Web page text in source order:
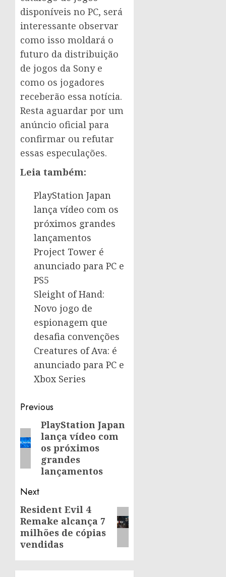
disponíveis no PC, será
interessante observar
como isso moldará o
futuro da distribuição
de jogos da Sony e
como os jogadores
receberão essa notícia.
Resta aguardar por um
anúncio oficial para
confirmar ou refutar
essas especulações.
Leia também:
PlayStation Japan
lança vídeo com os
próximos grandes
lançamentos
Project Tower é
anunciado para PC e
PS5
Sleight of Hand:
Novo jogo de
espionagem que
desafia convenções
Creatures of Ava: é
anunciado para PC e
Xbox Series
Post
navigation
Previous
Previous
post:
PlayStation Japan
lança vídeo com
os próximos
grandes
lançamentos
Next
Next
post:
Resident Evil 4
Remake alcança 7
milhões de cópias
vendidas